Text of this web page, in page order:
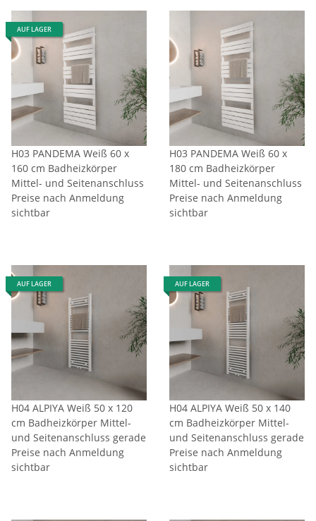
AUF LAGER
H03 PANDEMA Weiß 60 x
160 cm Badheizkörper
Mittel- und Seitenanschluss
Preise nach Anmeldung
sichtbar
H03 PANDEMA Weiß 60 x
180 cm Badheizkörper
Mittel- und Seitenanschluss
Preise nach Anmeldung
sichtbar
AUF LAGER
H04 ALPIYA Weiß 50 x 120
cm Badheizkörper Mittel-
und Seitenanschluss gerade
Preise nach Anmeldung
sichtbar
AUF LAGER
H04 ALPIYA Weiß 50 x 140
cm Badheizkörper Mittel-
und Seitenanschluss gerade
Preise nach Anmeldung
sichtbar